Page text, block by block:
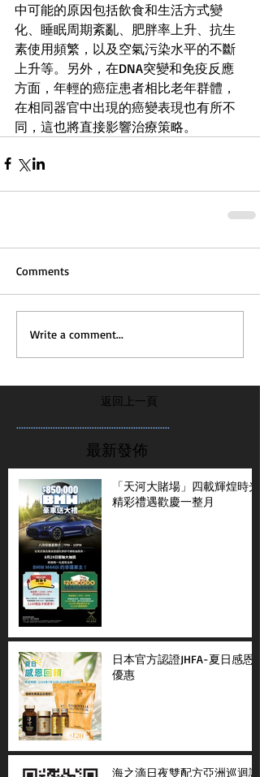
中可能的原因包括飲食和生活方式變
化、睡眠周期紊亂、肥胖率上升、抗生
素使用頻繁，以及空氣污染水平的不斷
上升等。另外，在DNA突變和免疫反應
方面，年輕的癌症患者相比老年群體，
在相同器官中出現的癌變表現也有所不
同，這也將直接影響治療策略。
Comments
Write a comment...
返回上一頁
...............................................................
最新發佈
「天河大賭場」四載輝煌時光
精彩禮遇歡慶一整月
日本官方認證JHFA-夏日感恩
優惠
海之滴日夜雙配方亞洲巡迴講